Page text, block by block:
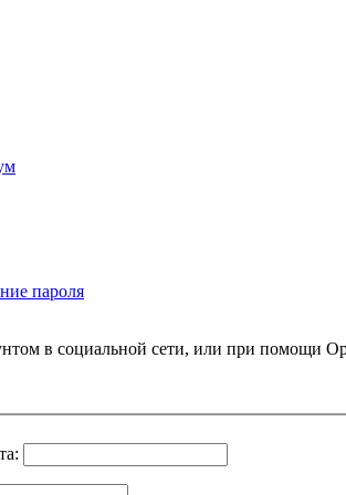
пароля
в социальной сети, или при помощи